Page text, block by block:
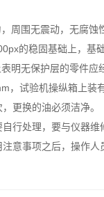
围无震动，无腐蚀
的稳固基础上，基
无保护层的零件应
试验机操纵箱上装
更换的油必须洁净。
处理，要与仪器维
意事项之后，操作